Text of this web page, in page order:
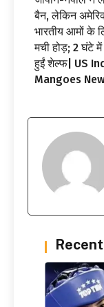
बैन, लेकिन
भारतीय आमों के
मची होड़; 2 घंटे
हुईं शेल्फ| US
Mangoes